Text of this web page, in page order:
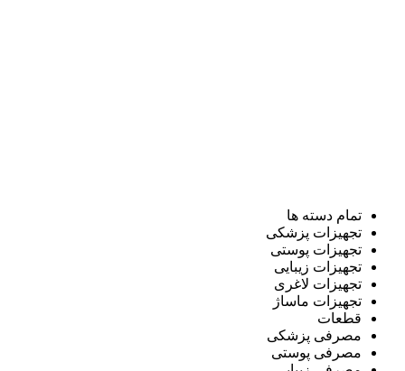
تمام دسته ها
تجهیزات پزشکی
تجهیزات پوستی
تجهیزات زیبایی
تجهیزات لاغری
تجهیزات ماساژ
قطعات
مصرفی پزشکی
مصرفی پوستی